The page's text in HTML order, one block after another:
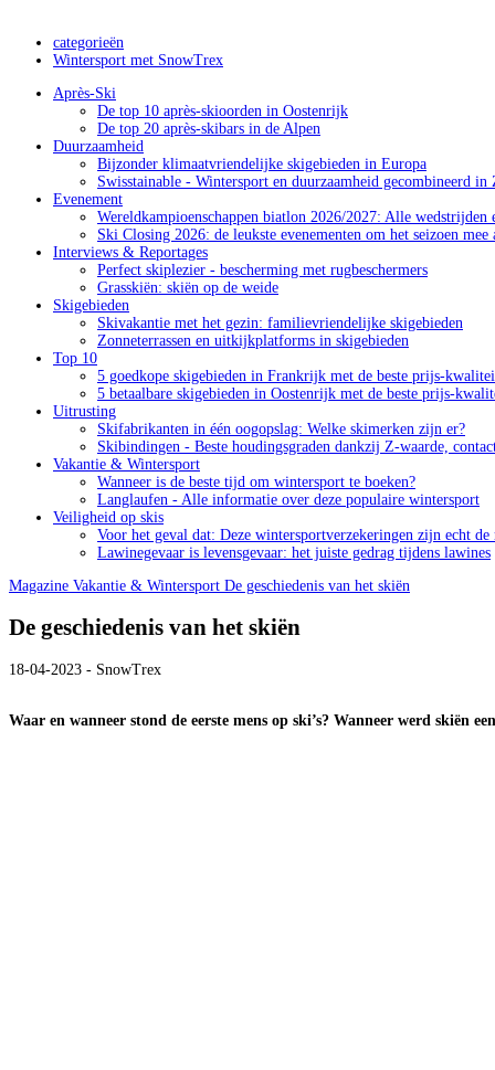
categorieën
Wintersport met SnowTrex
Après-Ski
De top 10 après-skioorden in Oostenrijk
De top 20 après-skibars in de Alpen
Duurzaamheid
Bijzonder klimaatvriendelijke skigebieden in Europa
Swisstainable - Wintersport en duurzaamheid gecombineerd in
Evenement
Wereldkampioenschappen biatlon 2026/2027: Alle wedstrijden
Ski Closing 2026: de leukste evenementen om het seizoen mee
Interviews & Reportages
Perfect skiplezier - bescherming met rugbeschermers
Grasskiën: skiën op de weide
Skigebieden
Skivakantie met het gezin: familievriendelijke skigebieden
Zonneterrassen en uitkijkplatforms in skigebieden
Top 10
5 goedkope skigebieden in Frankrijk met de beste prijs-
5 betaalbare skigebieden in Oostenrijk met de beste prijs-
Uitrusting
Skifabrikanten in één oogopslag: Welke skimerken zijn er?
Skibindingen - Beste houdingsgraden dankzij Z-waarde,
Vakantie & Wintersport
Wanneer is de beste tijd om wintersport te boeken?
Langlaufen - Alle informatie over deze populaire wintersport
Veiligheid op skis
Voor het geval dat: Deze wintersportverzekeringen zijn echt de
Lawinegevaar is levensgevaar: het juiste gedrag tijdens lawines
Magazine Vakantie & Wintersport De geschiedenis van het skiën
De geschiedenis van het skiën
18-04-2023 - SnowTrex
Waar en wanneer stond de eerste mens op ski’s? Wanneer werd skiën